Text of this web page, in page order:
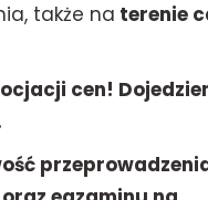
także na terenie
cen!